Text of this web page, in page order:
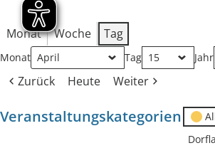
Monat Woche Tag
Monat Tag Jahr
Zurück Heute Weiter
Veranstaltungskategorien